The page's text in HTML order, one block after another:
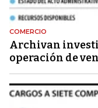
COMERCIO
Archivan
operación de